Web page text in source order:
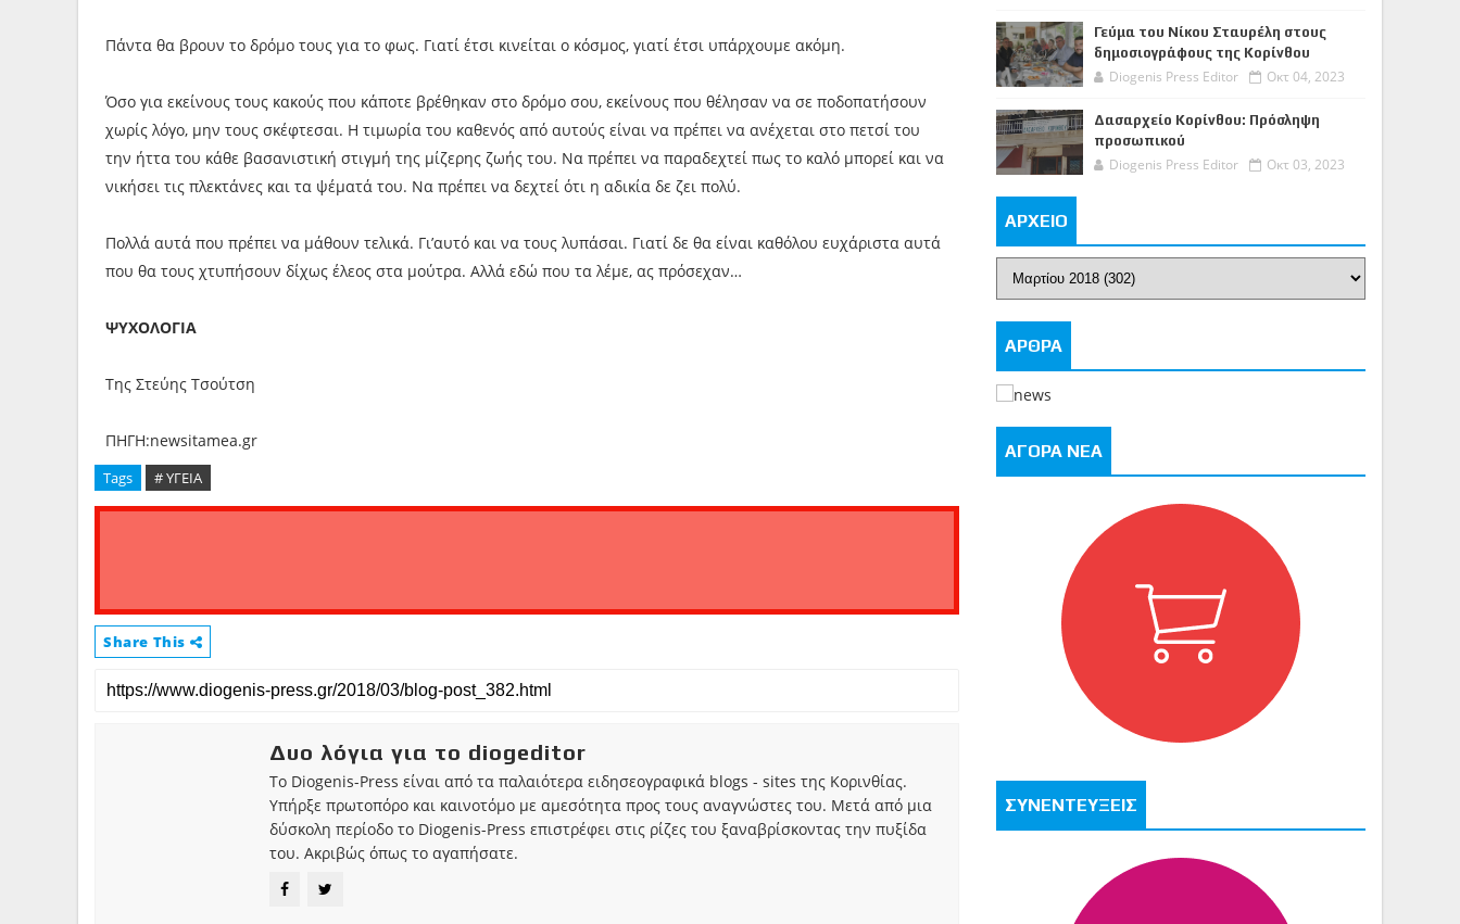
Πάντα θα βρουν το δρόμο τους για το φως. Γιατί έτσι κινείται ο κόσμος, γιατί έτσι υπάρχουμε ακόμη.
Όσο για εκείνους τους κακούς που κάποτε βρέθηκαν στο δρόμο σου, εκείνους που θέλησαν να σε ποδοπατήσουν
χωρίς λόγο, μην τους σκέφτεσαι. Η τιμωρία του καθενός από αυτούς είναι να πρέπει να ανέχεται στο πετσί του
την ήττα του κάθε βασανιστική στιγμή της μίζερης ζωής του. Να πρέπει να παραδεχτεί πως το καλό μπορεί και να
νικήσει τις πλεκτάνες και τα ψέματά του. Να πρέπει να δεχτεί ότι η αδικία δε ζει πολύ.
Πολλά αυτά που πρέπει να μάθουν τελικά. Γι’αυτό και να τους λυπάσαι. Γιατί δε θα είναι καθόλου ευχάριστα αυτά
που θα τους χτυπήσουν δίχως έλεος στα μούτρα. Αλλά εδώ που τα λέμε, ας πρόσεχαν…
ΨΥΧΟΛΟΓΙΑ
Της Στεύης Τσούτση
ΠΗΓΗ:newsitamea.gr
Tags # ΥΓΕΙΑ
Share This
Δυο λόγια για το diogeditor
Το Diogenis-Press είναι από τα παλαιότερα ειδησεογραφικά blogs - sites της Κορινθίας.
Υπήρξε πρωτοπόρο και καινοτόμο με αμεσότητα προς τους αναγνώστες του. Μετά από μια
δύσκολη περίοδο το Diogenis-Press επιστρέφει στις ρίζες του ξαναβρίσκοντας την πυξίδα
του. Ακριβώς όπως το αγαπήσατε.
Γεύμα του Νίκου Σταυρέλη στους
δημοσιογράφους της Κορίνθου
Diogenis Press Editor Οκτ 04, 2023
Δασαρχείο Κορίνθου: Πρόσληψη
προσωπικού
Diogenis Press Editor Οκτ 03, 2023
ΑΡΧΕΙΟ
ΑΡΘΡΑ
ΑΓΟΡΑ ΝΕΑ
ΣΥΝΕΝΤΕΥΞΕΙΣ